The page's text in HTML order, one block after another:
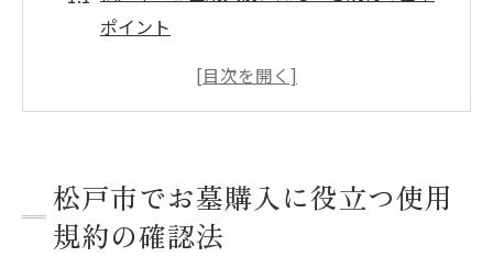
ポイント
墓地使用規約を丁寧に読み解くための注意
将来のトラブル防止に役立つ規約チェック
リスト
松戸市でお墓購入に役立つ使用
規約の確認法